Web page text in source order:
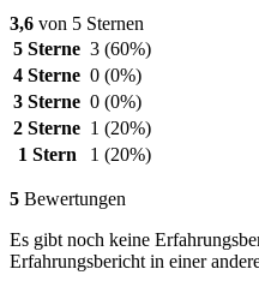
3,6 von 5 Sternen
5 Sterne 3 (60%)
4 Sterne 0 (0%)
3 Sterne 0 (0%)
2 Sterne 1 (20%)
1 Stern
1 (20%)
5 Bewertungen
Es gibt noch keine
Erfahrungsbericht in einer